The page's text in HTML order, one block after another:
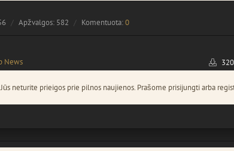
Apžvalgos: 582 Komentuota:0
News
neturite prieigos prie pilnos naujienos. Prašome prisijungti arba